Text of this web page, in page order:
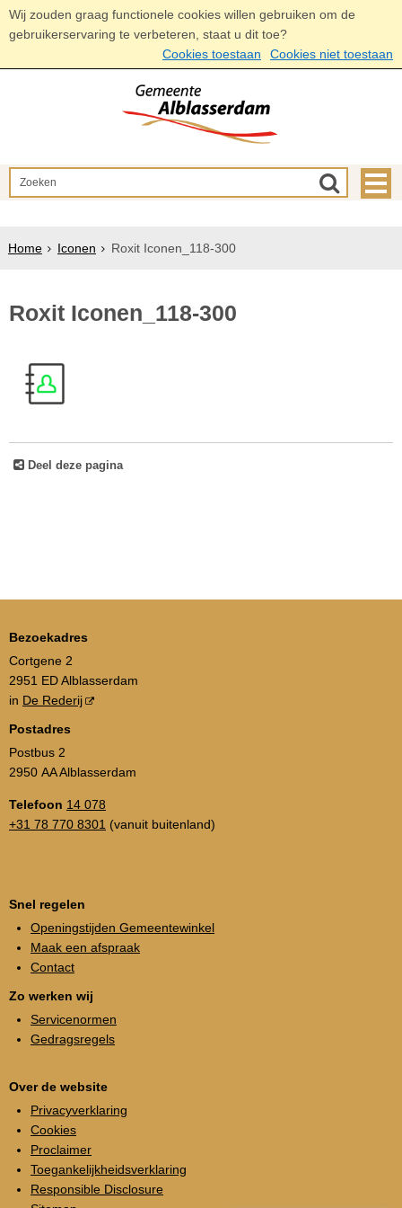
Wij zouden graag functionele cookies willen gebruiken om de
gebruikerservaring te verbeteren, staat u dit toe?
Cookies toestaan
Cookies niet toestaan
Home Iconen Roxit Iconen_118-300
Roxit Iconen_118-300
Deel deze pagina
Bezoekadres
Cortgene 2
2951 ED Alblasserdam
in De Rederij
Postadres
Postbus 2
2950 AA Alblasserdam
Telefoon 14 078
+31 78 770 8301 (vanuit buitenland)
Snel regelen
Openingstijden Gemeentewinkel
Maak een afspraak
Contact
Zo werken wij
Servicenormen
Gedragsregels
Over de website
Privacyverklaring
Cookies
Proclaimer
Toegankelijkheidsverklaring
Responsible Disclosure